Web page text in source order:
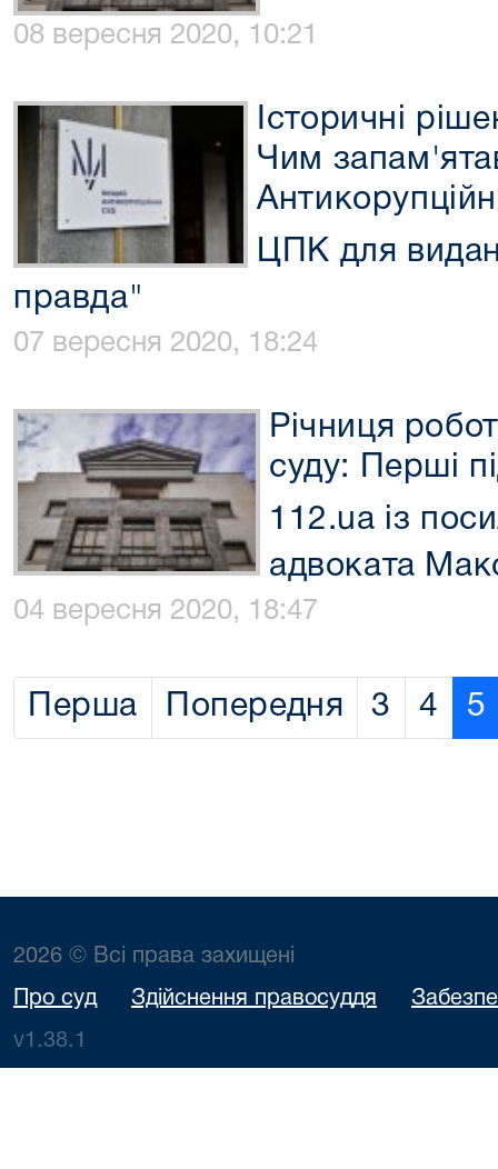
08 вересня 2020, 10:21
Історичні
Чим
ЦПК для
правда"
07 вересня 2020, 18:24
Річниця
суду: Перші
112.ua із
адвоката
04 вересня 2020, 18:47
Перша Попередня 3 4 5
2026 © Всі права захищені
Про суд Здійснення правосуддя
v1.38.1